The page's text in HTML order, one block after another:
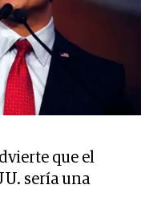
que el
sería una